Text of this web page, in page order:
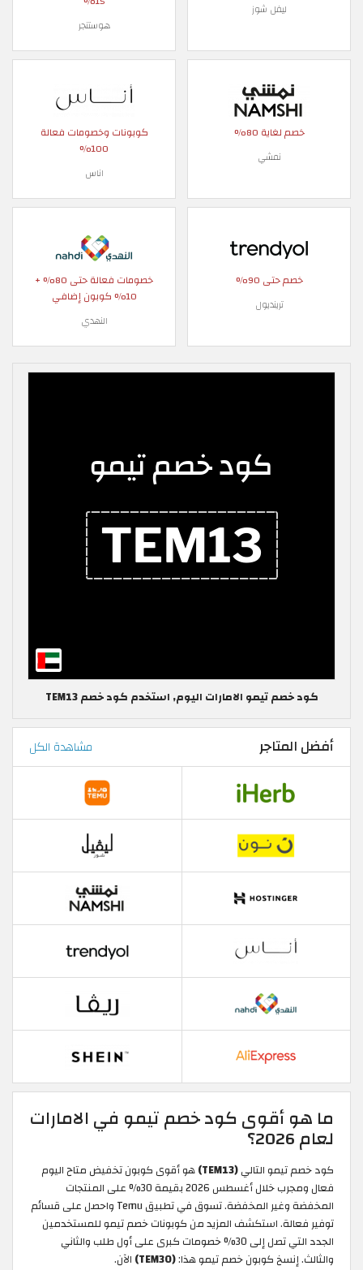
ليفل شوز
هوستنجر
خصم لغاية 80%
نمشي
كوبونات وخصومات فعالة
100%
اناس
خصم حتى 90%
ترينديول
خصومات فعالة حتى 80% +
10% كوبون إضافي
النهدي
كود خصم تيمو الامارات اليوم, استخدم كود خصم TEM13
أفضل المتاجر مشاهدة الكل
ما هو أقوى كود خصم تيمو في الامارات
لعام 2026؟
كود خصم تيمو التالي(TEM13)
هو أقوى كوبون تخفيض متاح اليوم
فعال ومجرب خلال أغسطس 2026 بقيمة 30% على المنتجات
المخفضة وغير المخفضة. تسوق في تطبيق Temu واحصل على قسائم
توفير فعالة. استكشف المزيد من كوبونات خصم تيمو للمستخدمين
الجدد التي تصل إلى 30% خصومات كبرى على أول طلب والثاني
والثالث. إنسخ كوبون خصم تيمو هذا:(TEM30)
الآن.